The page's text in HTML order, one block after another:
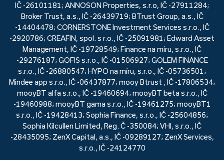
IČ -26101181; ANNOSON Properties, s.r.o, IČ -27911284;
Broker Trust, a.s., IČ -26439719; BTrust Group, a.s., IČ
-14404478; CORNERSTONE Investment Services s.r.o., IČ
-2920786; CREAFIN, spol. s r.o., IČ -25091981; Edward Asset
Management, IČ -19728549; Finance na míru, s.r.o., IČ
-29276187; GOFIS s.r.o., IČ -01506927; GOLEM FINANCE
s.r.o., IČ -26880547; HYPO na míru, s.r.o., IČ -05736501;
Mindee app s.r.o., IČ -06437877; mooy Btrust , IČ -17806534;
mooyBT alfa s.r.o., IČ -19460694; mooyBT beta s.r.o., IČ
-19460988; mooyBT gama s.r.o., IČ -19461275; mooyBT1
s.r.o., IČ -19428413; Sophia Finance, s.r.o., IČ -25604856;
Sophia Kilcullen Limited, Reg. Č -350084; VHI, s.r.o., IČ
-28435095; ZenX Capital, a.s., IČ -09289127; ZenX Services,
s.r.o., IČ -24124770